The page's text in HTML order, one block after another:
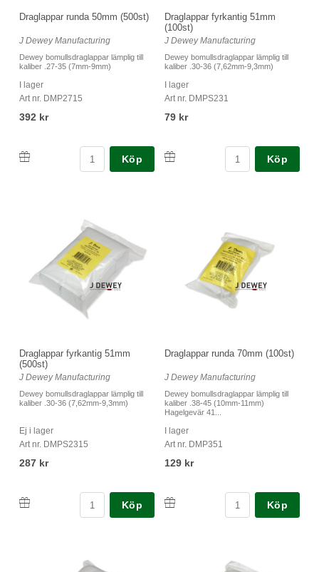
Draglappar runda 50mm (500st)
J Dewey Manufacturing
Dewey bomullsdraglappar lämplig till
kaliber .27-35 (7mm-9mm)
I lager
Art nr. DMP2715
392 kr
Köp
Draglappar fyrkantig 51mm
(100st)
J Dewey Manufacturing
Dewey bomullsdraglappar lämplig till
kaliber .30-36 (7,62mm-9,3mm)
I lager
Art nr. DMPS231
79 kr
Köp
Draglappar fyrkantig 51mm
(500st)
J Dewey Manufacturing
Dewey bomullsdraglappar lämplig till
kaliber .30-36 (7,62mm-9,3mm)
Ej i lager
Art nr. DMPS2315
287 kr
Köp
Draglappar runda 70mm (100st)
J Dewey Manufacturing
Dewey bomullsdraglappar lämplig till
kaliber .38-45 (10mm-11mm)
Hagelgevär 41...
I lager
Art nr. DMP351
129 kr
Köp